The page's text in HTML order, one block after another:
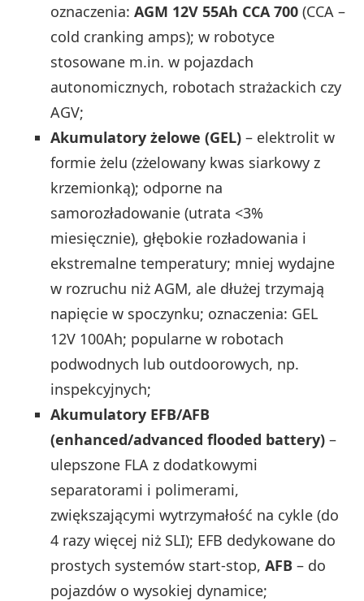
oznaczenia:AGM 12V 55Ah CCA 700 (CCA –
cold cranking amps); w robotyce
stosowane m.in. w pojazdach
autonomicznych, robotach strażackich czy
AGV;
Akumulatory żelowe (GEL) – elektrolit w
formie żelu (zżelowany kwas siarkowy z
krzemionką); odporne na
samorozładowanie (utrata <3%
miesięcznie), głębokie rozładowania i
ekstremalne temperatury; mniej wydajne
w rozruchu niż AGM, ale dłużej trzymają
napięcie w spoczynku; oznaczenia: GEL
12V 100Ah; popularne w robotach
podwodnych lub outdoorowych, np.
inspekcyjnych;
Akumulatory EFB/AFB
(enhanced/advanced flooded battery) –
ulepszone FLA z dodatkowymi
separatorami i polimerami,
zwiększającymi wytrzymałość na cykle (do
4 razy więcej niż SLI); EFB dedykowane do
prostych systemów start-stop,AFB – do
pojazdów o wysokiej dynamice;